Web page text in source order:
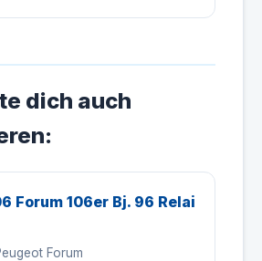
dich auch
Forum 106er Bj. 96 Relai
Forum